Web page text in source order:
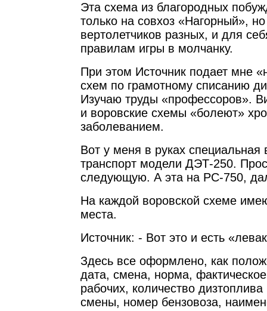
Эта схема из благородных
только на совхоз «Нагорный»,
вертолетчиков разных, и для
правилам игры в молчанку.
При этом Источник подает мне
схем по грамотному списанию
Изучаю труды «профессоров».
и воровские схемы «болеют»
заболеванием.
Вот у меня в руках специальная
транспорт модели ДЭТ-250.
следующую. А эта на РС-750,
На каждой воровской схеме
места.
Источник: - Вот это и есть
Здесь все оформлено, как
дата, смена, норма,
рабочих, количество
смены, номер бензовоза,